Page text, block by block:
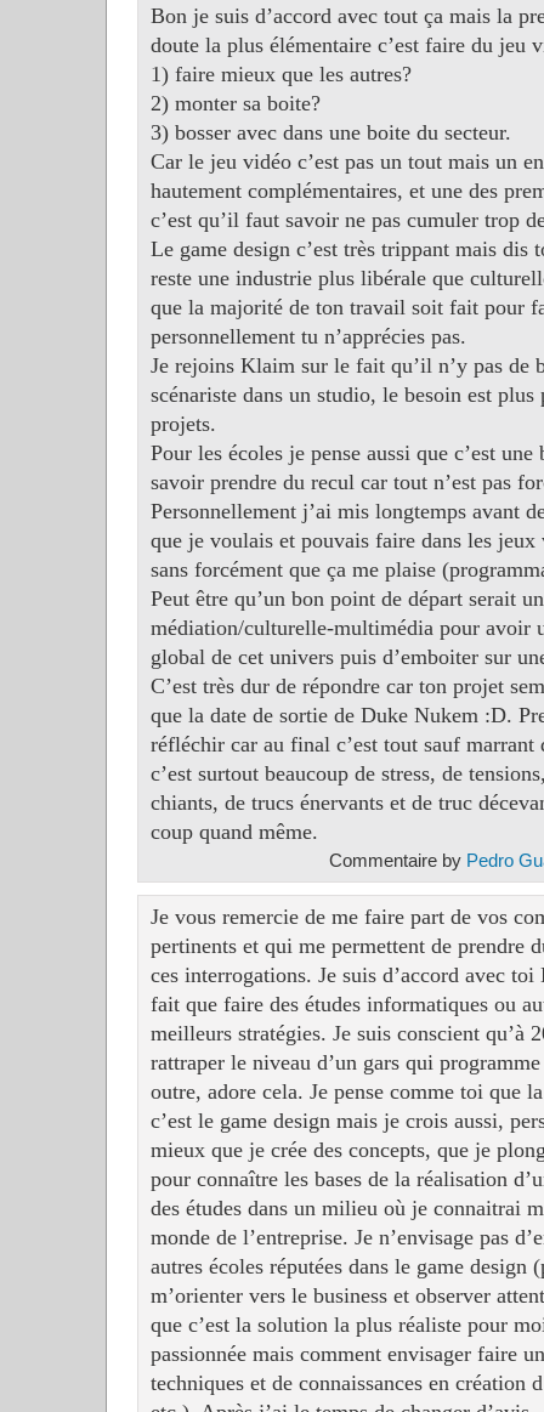
Bon je suis d’accord avec tout ça mais la
doute la plus élémentaire c’est faire du jeu
1) faire mieux que les autres?
2) monter sa boite?
3) bosser avec dans une boite du secteur.
Car le jeu vidéo c’est pas un tout mais un
hautement complémentaires, et une des
c’est qu’il faut savoir ne pas cumuler trop
Le game design c’est très trippant mais dis
reste une industrie plus libérale que
que la majorité de ton travail soit fait pour
personnellement tu n’apprécies pas.
Je rejoins Klaim sur le fait qu’il n’y pas de
scénariste dans un studio, le besoin est
projets.
Pour les écoles je pense aussi que c’est
savoir prendre du recul car tout n’est pas
Personnellement j’ai mis longtemps avant
que je voulais et pouvais faire dans les
sans forcément que ça me plaise
Peut être qu’un bon point de départ serait
médiation/culturelle-multimédia pour avoir
global de cet univers puis d’emboiter sur
C’est très dur de répondre car ton projet
que la date de sortie de Duke Nukem :D.
réfléchir car au final c’est tout sauf marrant
c’est surtout beaucoup de stress, de
chiants, de trucs énervants et de truc
coup quand même.
Commentaire by Pedro
Je vous remercie de me faire part de vos
pertinents et qui me permettent de prendre
ces interrogations. Je suis d’accord avec toi
fait que faire des études informatiques ou
meilleurs stratégies. Je suis conscient qu’à
rattraper le niveau d’un gars qui
outre, adore cela. Je pense comme toi que
c’est le game design mais je crois aussi,
mieux que je crée des concepts, que je
pour connaître les bases de la réalisation
des études dans un milieu où je connaitrai
monde de l’entreprise. Je n’envisage pas
autres écoles réputées dans le game design
m’orienter vers le business et observer
que c’est la solution la plus réaliste pour
passionnée mais comment envisager faire
techniques et de connaissances en création